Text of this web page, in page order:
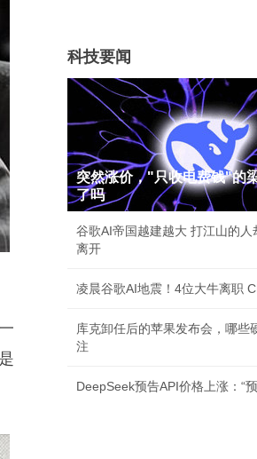
科技要闻
突然涨价，"只收电费钱"的
了吗
谷歌AI帝国越建越大 打江山的人
离开
凌晨谷歌AI地震！4位大牛离职
库克卸任后的苹果发布会，哪些
注
DeepSeek预告API价格上涨：“